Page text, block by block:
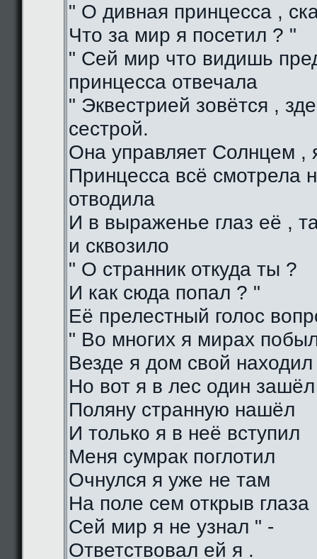
" О дивная принцесса ,
Что за мир я посетил ? "
" Сей мир что видишь
принцесса отвечала
" Эквестрией зовётся ,
сестрой.
Она управляет Солнцем ,
Принцесса всё смотрела
отводила
И в выраженье глаз её ,
и сквозило
" О странник откуда ты ?
И как сюда попал ? "
Её прелестный голос
" Во многих я мирах
Везде я дом свой находил
Но вот я в лес один зашёл
Поляну странную нашёл
И только я в неё вступил
Меня сумрак поглотил
Очнулся я уже не там
На поле сем открыв глаза
Сей мир я не узнал " -
Ответствовал ей я .